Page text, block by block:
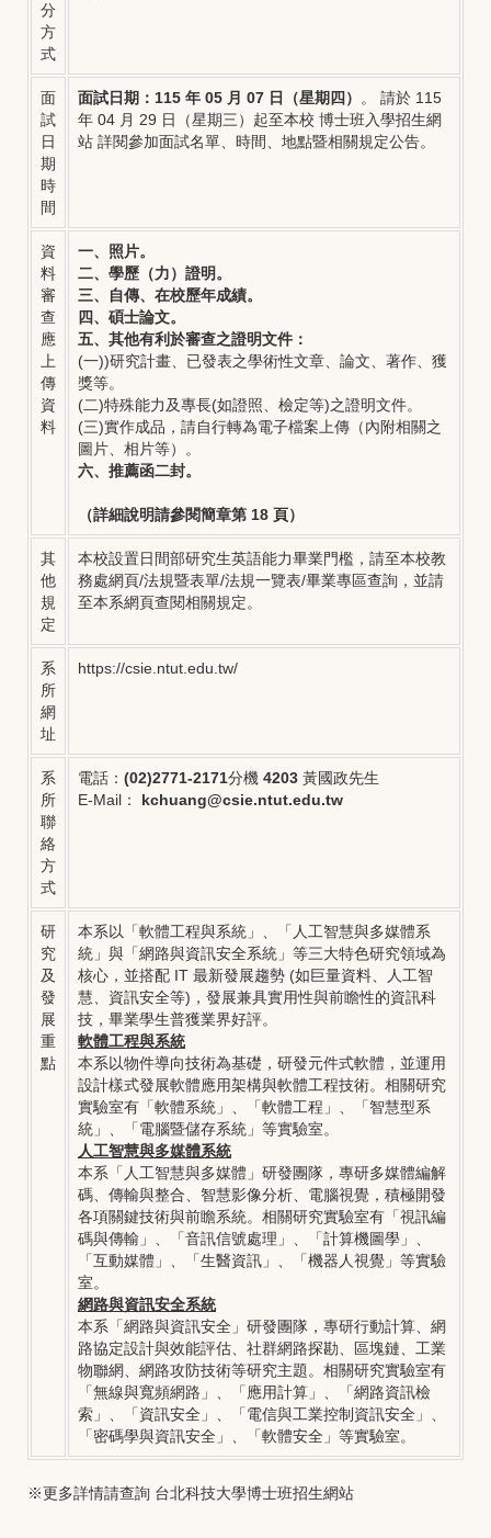
分
方
式
面
試
日
期
時
間
面試日期：115 年 05 月 07 日（星期四）
。 請於 115
年 04 月 29 日（星期三）起至本校 博士班入學招生網
站 詳閱參加面試名單、時間、地點暨相關規定公告。
資
料
審
查
應
上
傳
資
料
一、照片。
二、學歷（力）證明。
三、自傳、在校歷年成績。
四、碩士論文。
五、其他有利於審查之證明文件：
(一))研究計畫、已發表之學術性文章、論文、著作、獲
獎等。
(二)特殊能力及專長(如證照、檢定等)之證明文件。
(三)實作成品，請自行轉為電子檔案上傳（內附相關之
圖片、相片等）。
六、推薦函二封。
（詳細說明請參閱簡章第 18 頁）
其
他
規
定
本校設置日間部研究生英語能力畢業門檻，請至本校教
務處網頁/法規暨表單/法規一覽表/畢業專區查詢，並請
至本系網頁查閱相關規定。
系
所
網
址
https://csie.ntut.edu.tw/
系
所
聯
絡
方
式
電話： (02)2771-2171分機 4203 黃國政先生
E-Mail： kchuang@csie.ntut.edu.tw
研
究
及
發
展
重
點
本系以「軟體工程與系統」、「人工智慧與多媒體系
統」與「網路與資訊安全系統」等三大特色研究領域為
核心，並搭配 IT 最新發展趨勢 (如巨量資料、人工智
慧、資訊安全等)，發展兼具實用性與前瞻性的資訊科
技，畢業學生普獲業界好評。
軟體工程與系統
本系以物件導向技術為基礎，研發元件式軟體，並運用
設計樣式發展軟體應用架構與軟體工程技術。相關研究
實驗室有「軟體系統」、「軟體工程」、「智慧型系
統」、「電腦暨儲存系統」等實驗室。
人工智慧與多媒體系統
本系「人工智慧與多媒體」研發團隊，專研多媒體編解
碼、傳輸與整合、智慧影像分析、電腦視覺，積極開發
各項關鍵技術與前瞻系統。相關研究實驗室有「視訊編
碼與傳輸」、「音訊信號處理」、「計算機圖學」、
「互動媒體」、「生醫資訊」、「機器人視覺」等實驗
室。
網路與資訊安全系統
本系「網路與資訊安全」研發團隊，專研行動計算、網
路協定設計與效能評估、社群網路探勘、區塊鏈、工業
物聯網、網路攻防技術等研究主題。相關研究實驗室有
「無線與寬頻網路」、「應用計算」、「網路資訊檢
索」、「資訊安全」、「電信與工業控制資訊安全」、
「密碼學與資訊安全」、「軟體安全」等實驗室。
※更多詳情請查詢 台北科技大學博士班招生網站